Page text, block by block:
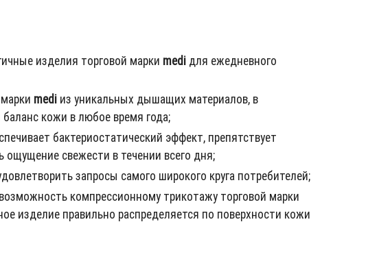
изделия торговой марки medi для ежедневного
medi из уникальных дышащих материалов, в
кожи в любое время года;
бактериостатический эффект, препятствует
свежести в течении всего дня;
запросы самого широкого круга потребителей;
компрессионному трикотажу торговой марки
изделие правильно распределяется по поверхности кожи